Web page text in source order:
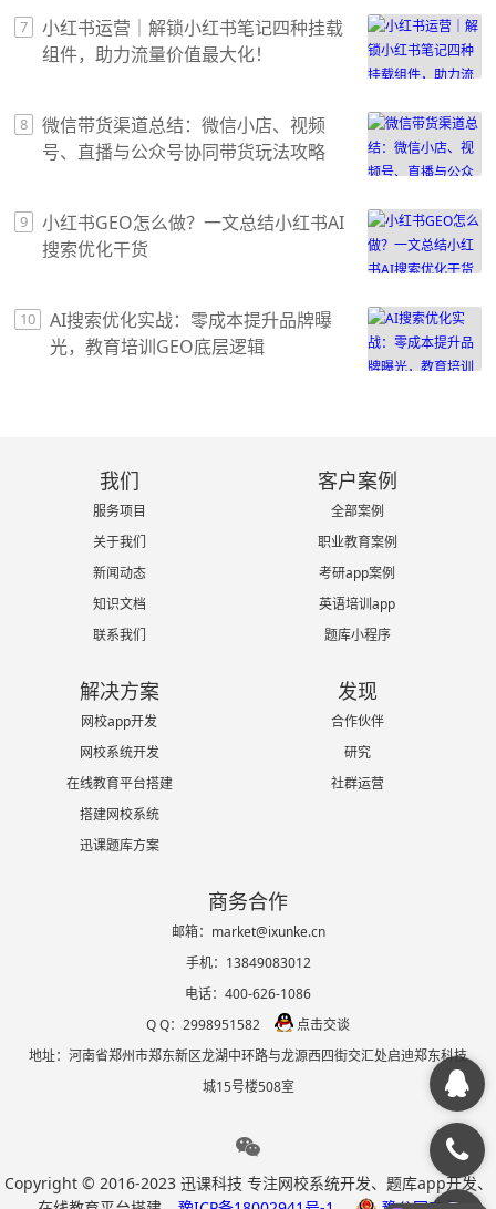
7
小红书运营｜解锁小红书笔记四种挂载
组件，助力流量价值最大化！
8
微信带货渠道总结：微信小店、视频
号、直播与公众号协同带货玩法攻略
9
小红书GEO怎么做？一文总结小红书AI
搜索优化干货
10
AI搜索优化实战：零成本提升品牌曝
光，教育培训GEO底层逻辑
我们
服务项目
关于我们
新闻动态
知识文档
联系我们
客户案例
全部案例
职业教育案例
考研app案例
英语培训app
题库小程序
解决方案
网校app开发
网校系统开发
在线教育平台搭建
搭建网校系统
迅课题库方案
发现
合作伙伴
研究
社群运营
商务合作
邮箱：market@ixunke.cn
手机：13849083012
电话：400-626-1086
Q Q：2998951582
点击交谈
地址：河南省郑州市郑东新区龙湖中环路与龙源西四街交汇处启迪郑东科技
城15号楼508室
Copyright © 2016-2023 迅课科技 专注网校系统开发、题库app开发、
私域直播